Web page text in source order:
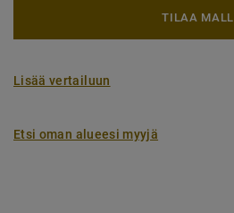
TILAA
Lisää vertailuun
Etsi oman alueesi myyjä